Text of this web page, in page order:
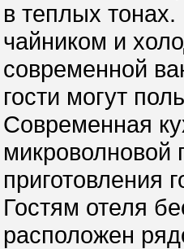
в теплых
чайником и
современной
гости могут
Современная
микроволновой
приготовления
Гостям отеля
расположен